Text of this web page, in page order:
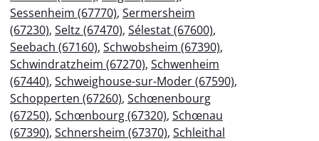
Sessenheim (67770), Sermersheim
(67230), Seltz (67470), Sélestat (67600),
Seebach (67160), Schwobsheim (67390),
Schwindratzheim (67270), Schwenheim
(67440), Schweighouse-sur-Moder (67590),
Schopperten (67260), Schœnenbourg
(67250), Schœnbourg (67320), Schœnau
(67390), Schnersheim (67370), Schleithal